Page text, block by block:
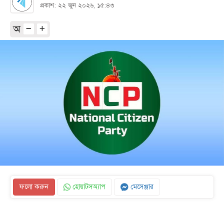
প্রকাশ: ২২ জুন ২০২৬, ১৫:৪৩
অ
ফলো করুন হোয়াটসঅ্যাপ মেসেঞ্জার